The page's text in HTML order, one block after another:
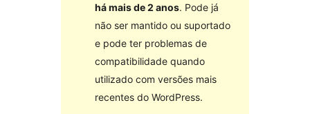
há mais de 2 anos. Pode já
não ser mantido ou suportado
e pode ter problemas de
compatibilidade quando
utilizado com versões mais
recentes do WordPress.